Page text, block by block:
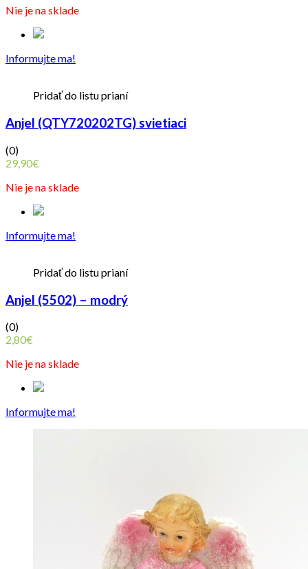
Nie je na sklade
Informujte ma!
Pridať do listu prianí
Anjel (QTY720202TG) svietiaci
(0)
29,90€
Nie je na sklade
Informujte ma!
Pridať do listu prianí
Anjel (5502) – modrý
(0)
2,80€
Nie je na sklade
Informujte ma!